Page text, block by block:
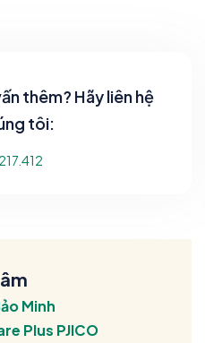
thêm? Hãy liên hệ
tôi:
Minh
Plus PJICO